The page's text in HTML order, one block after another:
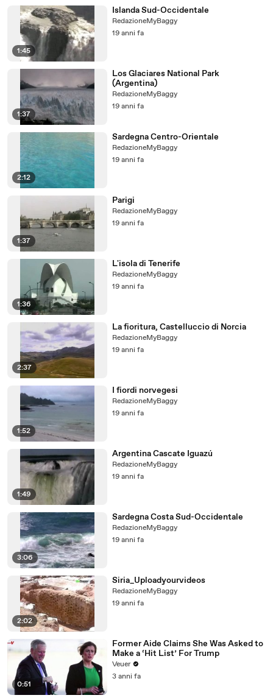
1:45
Islanda Sud-Occidentale
RedazioneMyBaggy
19 anni fa
1:37
Los Glaciares National Park
(Argentina)
RedazioneMyBaggy
19 anni fa
2:12
Sardegna Centro-Orientale
RedazioneMyBaggy
19 anni fa
1:37
Parigi
RedazioneMyBaggy
19 anni fa
1:36
L'isola di Tenerife
RedazioneMyBaggy
19 anni fa
2:37
La fioritura, Castelluccio di Norcia
RedazioneMyBaggy
19 anni fa
1:52
I fiordi norvegesi
RedazioneMyBaggy
19 anni fa
1:49
Argentina Cascate Iguazú
RedazioneMyBaggy
19 anni fa
3:06
Sardegna Costa Sud-Occidentale
RedazioneMyBaggy
19 anni fa
2:02
Siria_Uploadyourvideos
RedazioneMyBaggy
19 anni fa
0:51
Former Aide Claims She Was Asked to
Make a ‘Hit List’ For Trump
Veuer
3 anni fa